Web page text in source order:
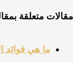
مقالات متعلقة
ما هي فوائد